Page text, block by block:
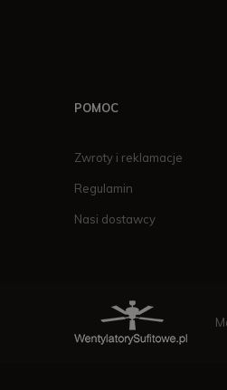
POMOC
Zwroty i reklamacje
Regulamin
Nasi dostawcy